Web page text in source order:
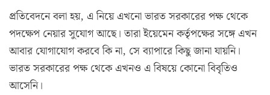
প্রতিবেদনে বলা হয়, এ নিয়ে এখনো ভারত সরকারের পক্ষ থেকে
পদক্ষেপ নেয়ার সুযোগ আছে। তারা ইয়েমেন কর্তৃপক্ষের সঙ্গে এখন
আবার যোগাযোগ করবে কি না, সে ব্যাপারে কিছু জানা যায়নি।
ভারত সরকারের পক্ষ থেকে এখনও এ বিষয়ে কোনো বিবৃতিও
আসেনি।